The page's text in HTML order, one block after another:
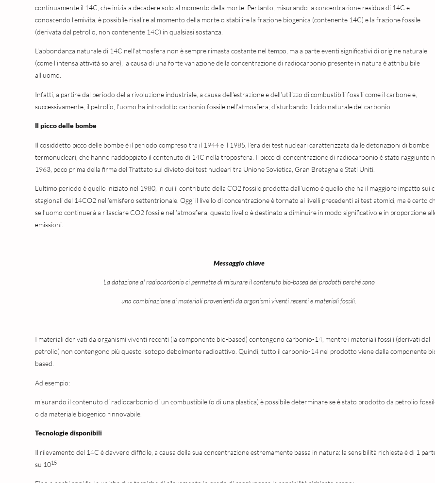
continuamente il 14C, che inizia a decadere solo al momento della morte. Pertanto, misurando la concentrazione residua di 14C e
conoscendo l’emivita, è possibile risalire al momento della morte o stabilire la frazione biogenica (contenente 14C) e la frazione fossile
(derivata dal petrolio, non contenente 14C) in qualsiasi sostanza.
L’abbondanza naturale di 14C nell’atmosfera non è sempre rimasta costante nel tempo, ma a parte eventi significativi di origine naturale
(come l’intensa attività solare), la causa di una forte variazione della concentrazione di radiocarbonio presente in natura è attribuibile
all’uomo.
Infatti, a partire dal periodo della rivoluzione industriale, a causa dell’estrazione e dell’utilizzo di combustibili fossili come il carbone e,
successivamente, il petrolio, l’uomo ha introdotto carbonio fossile nell’atmosfera, disturbando il ciclo naturale del carbonio.
Il picco delle bombe
Il cosiddetto picco delle bombe è il periodo compreso tra il 1944 e il 1985, l’era dei test nucleari caratterizzata dalle detonazioni di bombe
termonucleari, che hanno raddoppiato il contenuto di 14C nella troposfera. Il picco di concentrazione di radiocarbonio è stato raggiunto
1963, poco prima della firma del Trattato sul divieto dei test nucleari tra Unione Sovietica, Gran Bretagna e Stati Uniti.
L’ultimo periodo è quello iniziato nel 1980, in cui il contributo della CO2 fossile prodotta dall’uomo è quello che ha il maggiore impatto sui
stagionali del 14CO2 nell’emisfero settentrionale. Oggi il livello di concentrazione è tornato ai livelli precedenti ai test atomici, ma è certo
se l’uomo continuerà a rilasciare CO2 fossile nell’atmosfera, questo livello è destinato a diminuire in modo significativo e in proporzione
emissioni.
Messaggio chiave
La datazione al radiocarbonio ci permette di misurare il contenuto bio-based dei prodotti perché sono
una combinazione di materiali provenienti da organismi viventi recenti e materiali fossili.
I materiali derivati da organismi viventi recenti (la componente bio-based) contengono carbonio-14, mentre i materiali fossili (derivati dal
petrolio) non contengono più questo isotopo debolmente radioattivo. Quindi, tutto il carbonio-14 nel prodotto viene dalla componente
based.
Ad esempio:
misurando il contenuto di radiocarbonio di un combustibile (o di una plastica) è possibile determinare se è stato prodotto da petrolio
o da materiale biogenico rinnovabile.
Tecnologie disponibili
Il rilevamento del 14C è davvero difficile, a causa della sua concentrazione estremamente bassa in natura: la sensibilità richiesta è di 1
su 1015